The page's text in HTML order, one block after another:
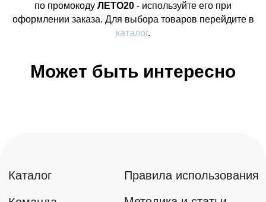
по промокоду ЛЕТО20 - используйте его при
оформлении заказа. Для выбора товаров перейдите в
каталог.
Может быть интересно